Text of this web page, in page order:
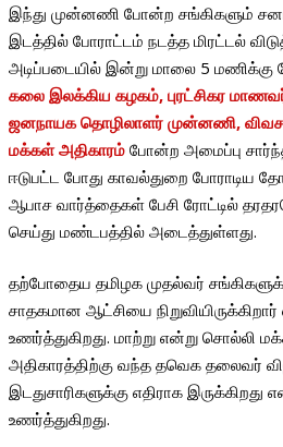
இந்து முன்னணி போன்ற சங்கிகளும்
இடத்தில் போராட்டம் நடத்த மிரட்டல்
அடிப்படையில் இன்று மாலை 5 மணிக்கு
கலை இலக்கிய கழகம், புரட்சிகர
ஜனநாயக தொழிலாளர் முன்னணி,
மக்கள் அதிகாரம் போன்ற அமைப்பு
ஈடுபட்ட போது காவல்துறை போராடிய
ஆபாச வார்த்தைகள் பேசி ரோட்டில்
செய்து மண்டபத்தில் அடைத்துள்ளது.
தற்போதைய தமிழக முதல்வர்
சாதகமான ஆட்சியை
உணர்த்துகிறது. மாற்று என்று சொல்லி
அதிகாரத்திற்கு வந்த தவெக தலைவர்
இடதுசாரிகளுக்கு எதிராக
உணர்த்துகிறது.